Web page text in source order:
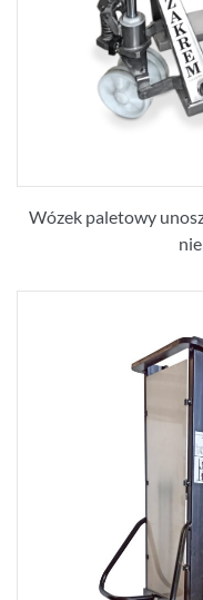
Wózek paletowy